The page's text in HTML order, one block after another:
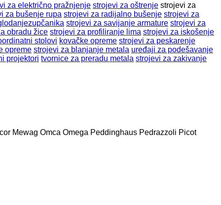
za električno pražnjenje strojevi za oštrenje strojevi za
za bušenje rupa strojevi za radijalno bušenje strojevi za
strojevi za savijanje armature strojevi za
obradu žice strojevi za profiliranje lima strojevi za iskošenje
stolovi kovačke opreme strojevi za peskarenje
opreme strojevi za blanjanje metala uređaji za podešavanje
projektori tvornice za preradu metala strojevi za zakivanje
Mewag Omca Omega Peddinghaus Pedrazzoli Picot